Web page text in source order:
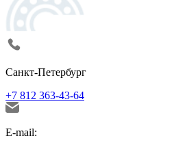
Санкт-Петербург
+7 812 363-43-64
E-mail: